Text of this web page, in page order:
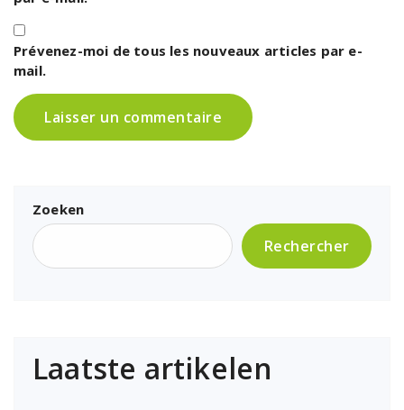
Prévenez-moi de tous les nouveaux articles par e-
mail.
Zoeken
Rechercher
Laatste artikelen